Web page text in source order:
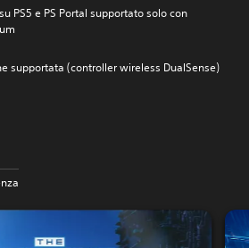
PS5 e PS Portal supportato solo con
supportata (controller wireless DualSense)